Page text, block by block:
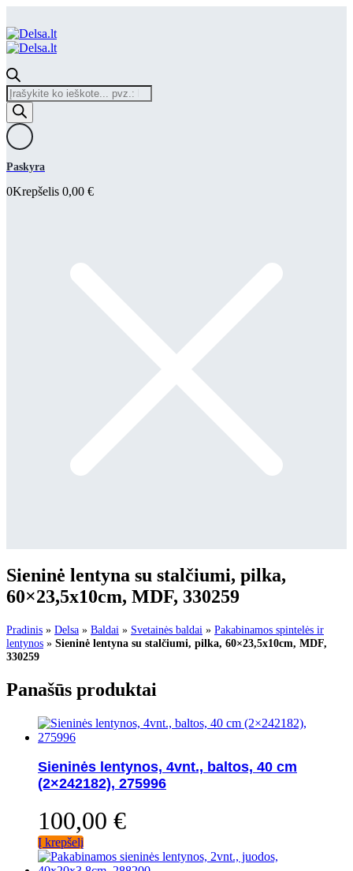
Products
search
Paskyra
0Krepšelis 0,00 €
Sieninė lentyna su stalčiumi, pilka,
60×23,5x10cm, MDF, 330259
Pradinis » Delsa » Baldai » Svetainės baldai » Pakabinamos spintelės ir
lentynos » Sieninė lentyna su stalčiumi, pilka, 60×23,5x10cm, MDF,
330259
Panašūs produktai
Sieninės lentynos, 4vnt., baltos, 40 cm
(2×242182), 275996
100,00 €
Į krepšelį